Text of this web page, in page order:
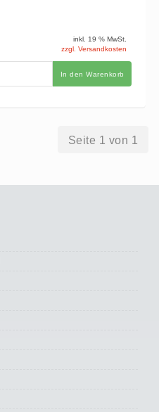
inkl. 19 % MwSt.
zzgl. Versandkosten
In den Warenkorb
Seite 1 von 1